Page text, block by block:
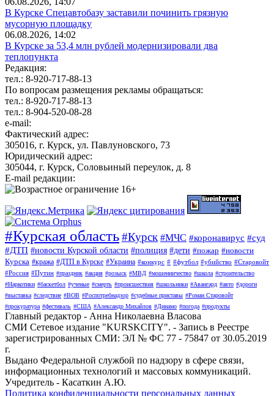
В Курске Спецавтобазу заставили починить грязную
мусорную площадку
06.08.2026, 14:02
В Курске за 53,4 млн рублей модернизировали два
теплопункта
Редакция:
тел.: 8-920-717-88-13
По вопросам размещения рекламы обращаться:
тел.: 8-920-717-88-13
тел.: 8-904-520-08-28
e-mail:
Фактический адрес:
305016, г. Курск, ул. Павлуновского, 73
Юридический адрес:
305044, г. Курск, Соловьиный переулок, д. 8
E-mail редакции:
#Курская область#Курск #МЧС #коронавирус #суд
#ДТП #новости Курской области #полиция #дети #пожар #новости
Курска #кража #ДТП в Курске #Украина #конкурс # #футбол #убийство #Старовойт
#Россия #Путин #праздник #акция #розыск #МВД #мошенничество #школа #строительство
#Наркотики #баскетбол #ученые #смерть #происшествия #школьники #Авангард #авто #дороги
#выставка #следствие #ВОВ #Роспотребнадзор #судебные приставы #Роман Старовойт
#прокуратура #фестиваль #США #Александр Михайлов #Динамо #погода #продукты
Главный редактор - Анна Николаевна Власова
СМИ Сетевое издание "KURSKCITY". - Запись в Реестре
зарегистрированных СМИ: ЭЛ № ФС 77 - 75847 от 30.05.2019
г.
Выдано Федеральной службой по надзору в сфере связи,
информационных технологий и массовых коммуникаций.
Учредитель - Касаткин А.Ю.
Политика конфиденциальности персональных данных